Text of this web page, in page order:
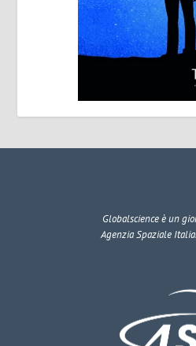
Globalscienceè un
Agenzia Spaziale